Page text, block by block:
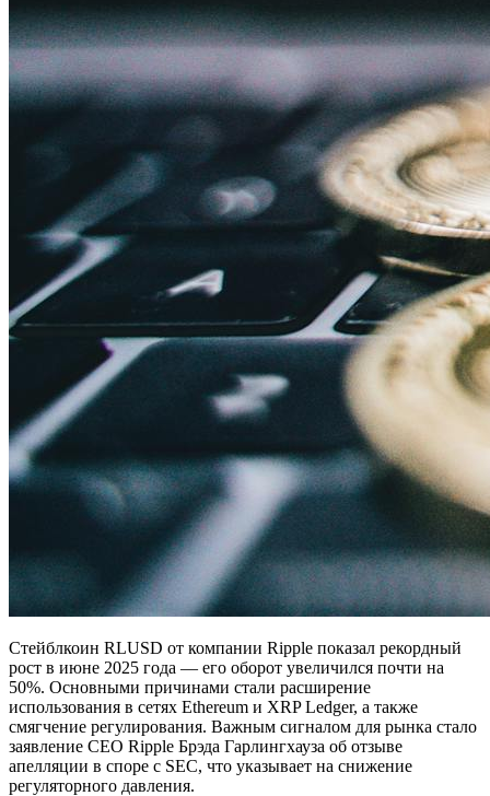
Стейблкоин RLUSD от компании Ripple показал рекордный
рост в июне 2025 года — его оборот увеличился почти на
50%. Основными причинами стали расширение
использования в сетях Ethereum и XRP Ledger, а также
смягчение регулирования. Важным сигналом для рынка стало
заявление CEO Ripple Брэда Гарлингхауза об отзыве
апелляции в споре с SEC, что указывает на снижение
регуляторного давления.